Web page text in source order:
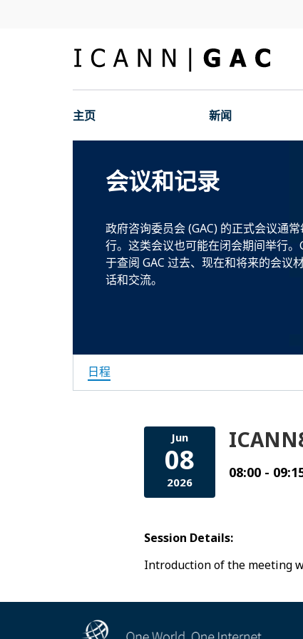
主页 新闻
会议和记录
政府咨询委员会 (GAC) 的正式会议通
行。这类会议也可能在闭会期间举行
于查阅 GAC 过去、现在和将来的会议
话和交流。
日程
Jun
08
2026
08:00 -
Session Details:
Introduction of the meeting